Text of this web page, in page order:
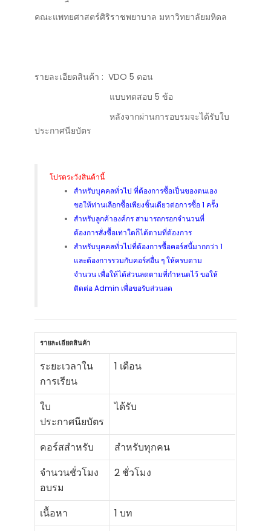
คณะแพทยศาสตร์ศิริราชพยาบาล มหาวิทยาลัยมหิดล
รายละเอียดสินค้า : VDO 5 ตอน
แบบทดสอบ 5 ข้อ
หลังจากผ่านการอบรมจะได้รับใบ
ประกาศนียบัตร
โปรดระวังสินค้านี้
สำหรับบุคคลทั่วไป ที่ต้องการซื้อเป็นของตนเอง
ขอให้ท่านเลือกซื้อเพียงชิ้นเดียวต่อการซื้อ 1 ครั้ง
สำหรับลูกค้าองค์กร สามารถกรอกจำนวนที่
ต้องการสั่งซื้อเท่าใดก็ได้ตามที่ต้องการ
สำหรับบุคคลทั่วไปที่ต้องการซื้อคอร์สนี้มากกว่า 1
และต้องการรวมกับคอร์สอื่น ๆ ให้ครบตาม
จำนวน เพื่อให้ได้ส่วนลดตามที่กำหนดไว้ ขอให้
ติดต่อ Admin เพื่อขอรับส่วนลด
รายละเอียดสินค้า
ระยะเวลาใน
การเรียน
1 เดือน
ใบ
ประกาศนียบัตร
ได้รับ
คอร์สสำหรับ
สำหรับทุกคน
จำนวนชั่วโมง
อบรม
2 ชั่วโมง
เนื้อหา
1 บท